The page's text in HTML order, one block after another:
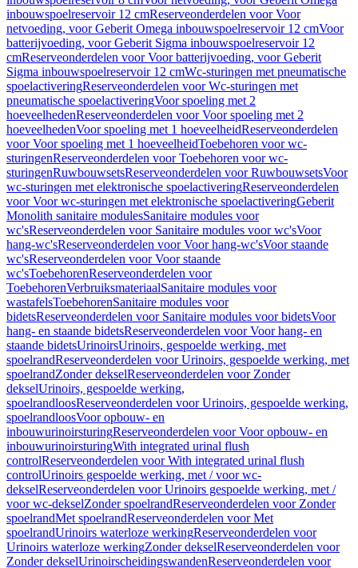
inbouwspoelreservoir 12 cmReserveonderdelen voor Voor
netvoeding, voor Geberit Omega inbouwspoelreservoir 12 cmVoor
batterijvoeding, voor Geberit Sigma inbouwspoelreservoir 12
cmReserveonderdelen voor Voor batterijvoeding, voor Geberit
Sigma inbouwspoelreservoir 12 cmWc-sturingen met pneumatische
spoelactiveringReserveonderdelen voor Wc-sturingen met
pneumatische spoelactiveringVoor spoeling met 2
hoeveelhedenReserveonderdelen voor Voor spoeling met 2
hoeveelhedenVoor spoeling met 1 hoeveelheidReserveonderdelen
voor Voor spoeling met 1 hoeveelheidToebehoren voor wc-
sturingenReserveonderdelen voor Toebehoren voor wc-
sturingenRuwbouwsetsReserveonderdelen voor RuwbouwsetsVoor
wc-sturingen met elektronische spoelactiveringReserveonderdelen
voor Voor wc-sturingen met elektronische spoelactiveringGeberit
Monolith sanitaire modulesSanitaire modules voor
wc'sReserveonderdelen voor Sanitaire modules voor wc'sVoor
hang-wc'sReserveonderdelen voor Voor hang-wc'sVoor staande
wc'sReserveonderdelen voor Voor staande
wc'sToebehorenReserveonderdelen voor
ToebehorenVerbruiksmateriaalSanitaire modules voor
wastafelsToebehorenSanitaire modules voor
bidetsReserveonderdelen voor Sanitaire modules voor bidetsVoor
hang- en staande bidetsReserveonderdelen voor Voor hang- en
staande bidetsUrinoirsUrinoirs, gespoelde werking, met
spoelrandReserveonderdelen voor Urinoirs, gespoelde werking, met
spoelrandZonder dekselReserveonderdelen voor Zonder
dekselUrinoirs, gespoelde werking,
spoelrandloosReserveonderdelen voor Urinoirs, gespoelde werking,
spoelrandloosVoor opbouw- en
inbouwurinoirsturingReserveonderdelen voor Voor opbouw- en
inbouwurinoirsturingWith integrated urinal flush
controlReserveonderdelen voor With integrated urinal flush
controlUrinoirs gespoelde werking, met / voor wc-
dekselReserveonderdelen voor Urinoirs gespoelde werking, met /
voor wc-dekselZonder spoelrandReserveonderdelen voor Zonder
spoelrandMet spoelrandReserveonderdelen voor Met
spoelrandUrinoirs waterloze werkingReserveonderdelen voor
Urinoirs waterloze werkingZonder dekselReserveonderdelen voor
Zonder dekselUrinoirscheidingswandenReserveonderdelen voor